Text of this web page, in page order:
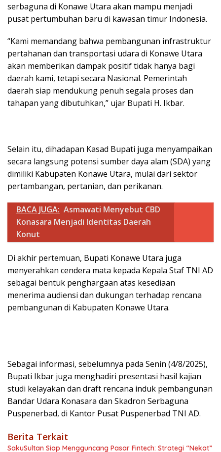
serbaguna di Konawe Utara akan mampu menjadi
pusat pertumbuhan baru di kawasan timur Indonesia.
“Kami memandang bahwa pembangunan infrastruktur
pertahanan dan transportasi udara di Konawe Utara
akan memberikan dampak positif tidak hanya bagi
daerah kami, tetapi secara Nasional. Pemerintah
daerah siap mendukung penuh segala proses dan
tahapan yang dibutuhkan,” ujar Bupati H. Ikbar.
Selain itu, dihadapan Kasad Bupati juga menyampaikan
secara langsung potensi sumber daya alam (SDA) yang
dimiliki Kabupaten Konawe Utara, mulai dari sektor
pertambangan, pertanian, dan perikanan.
BACA JUGA: Asmawati Menyebut CBD
Konasara Menjadi Identitas Daerah
Konut
Di akhir pertemuan, Bupati Konawe Utara juga
menyerahkan cendera mata kepada Kepala Staf TNI AD
sebagai bentuk penghargaan atas kesediaan
menerima audiensi dan dukungan terhadap rencana
pembangunan di Kabupaten Konawe Utara.
Sebagai informasi, sebelumnya pada Senin (4/8/2025),
Bupati Ikbar juga menghadiri presentasi hasil kajian
studi kelayakan dan draft rencana induk pembangunan
Bandar Udara Konasara dan Skadron Serbaguna
Puspenerbad, di Kantor Pusat Puspenerbad TNI AD.
Berita Terkait
SakuSultan Siap Mengguncang Pasar Fintech: Strategi “Nekat”